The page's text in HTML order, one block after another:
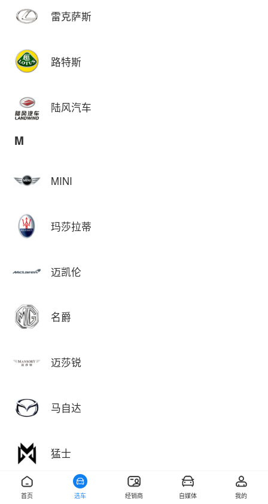
雷克萨斯
路特斯
陆风汽车
M
MINI
玛莎拉蒂
迈凯伦
名爵
迈莎锐
马自达
猛士
首页 选车 经销商 自媒体 我的